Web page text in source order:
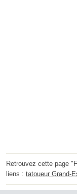
Retrouvez cette page
liens : tatoueur Grand-